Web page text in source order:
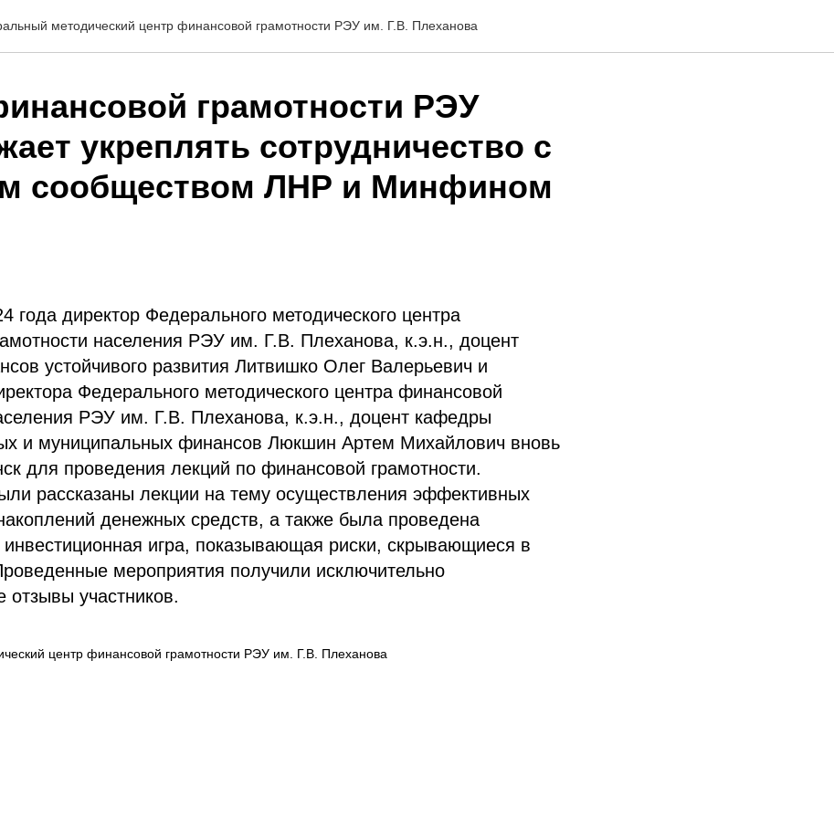
методический центр финансовой грамотности РЭУ им. Г.В. Плеханова
грамотности РЭУ
укреплять сотрудничество с
сообществом ЛНР и Минфином
года директор Федерального методического центра
населения РЭУ им. Г.В. Плеханова, к.э.н., доцент
устойчивого развития Литвишко Олег Валерьевич и
Федерального методического центра финансовой
РЭУ им. Г.В. Плеханова, к.э.н., доцент кафедры
и муниципальных финансов Люкшин Артем Михайлович вновь
для проведения лекций по финансовой грамотности.
рассказаны лекции на тему осуществления эффективных
денежных средств, а также была проведена
инвестиционная игра, показывающая риски, скрывающиеся в
мероприятия получили исключительно
отзывы участников.
центр финансовой грамотности РЭУ им. Г.В. Плеханова